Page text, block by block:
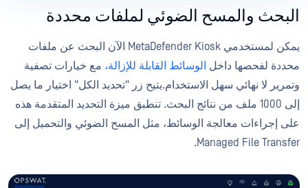
البحث والمسح الضوئي لملفات محددة
يمكن لمستخدمي MetaDefender Kiosk الآن البحث عن ملفات
محددة لفحصها داخل الوسائط القابلة للإزالة، مع خيارات تصفية
وتمرير لا نهائي سهل الاستخدام.يتيح زر "تحديد الكل" اختيار ما يصل
إلى 1000 ملف من نتائج البحث. تنطبق ميزة التحديد المتقدمة هذه
على إجراءات معالجة الوسائط، مثل المسح الضوئي والتحميل إلى
Managed File Transfer.